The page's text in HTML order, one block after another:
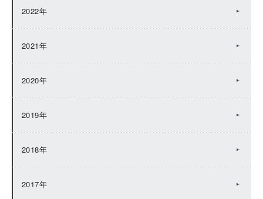
2022年
2021年
2020年
2019年
2018年
2017年